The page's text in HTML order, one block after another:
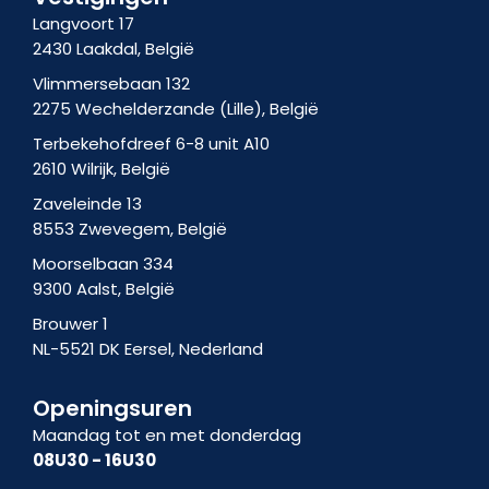
g
r
a
m
-
n
Langvoort 17
2430 Laakdal, België
Vlimmersebaan 132
2275 Wechelderzande (Lille), België
Terbekehofdreef 6-8 unit A10
2610 Wilrijk, België
Zaveleinde 13
8553 Zwevegem, België
Moorselbaan 334
9300 Aalst, België
Brouwer 1
NL-5521 DK Eersel, Nederland
Openingsuren
Maandag tot en met donderdag
08U30 - 16U30